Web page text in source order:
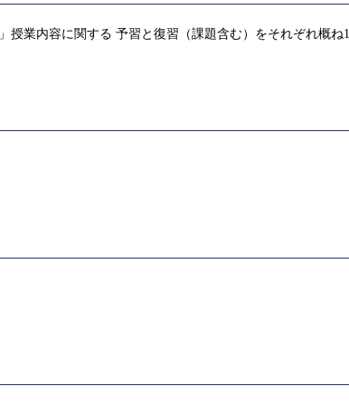
業内容に関する 予習と復習（課題含む）をそれぞれ概ね